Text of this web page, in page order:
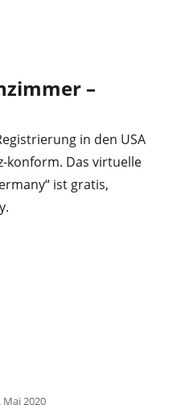
–
in den USA
konform. Das virtuelle
ist gratis,
Mai 2020